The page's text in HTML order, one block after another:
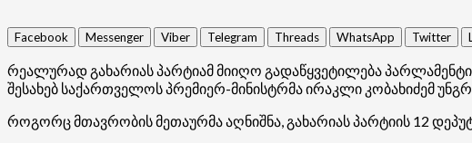
Facebook Messenger Viber Telegram Threads WhatsApp Twitter
რეალურად გახარიას პარტიამ მიიღო გადაწყვეტილება
შესახებ საქართველოს პრემიერ-მინისტრმა ირაკლი კობახიძემ
როგორც მთავრობის მეთაურმა აღნიშნა, გახარიას პარტიის 12